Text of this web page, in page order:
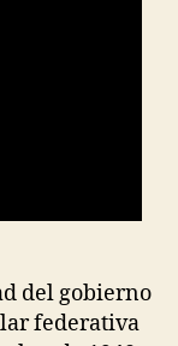
del gobierno
federativa